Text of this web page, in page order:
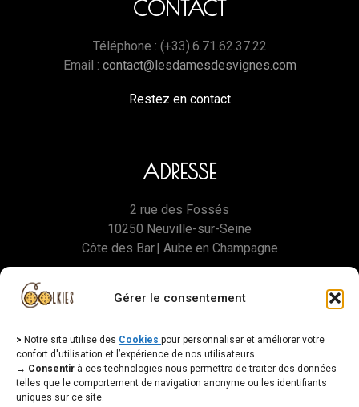
Gérer le consentement
> Notre site utilise des Cookies pour personnaliser et améliorer votre
confort d'utilisation et l’expérience de nos utilisateurs.
→ Consentir à ces technologies nous permettra de traiter des données
telles que le comportement de navigation anonyme ou les identifiants
uniques sur ce site.
CONTACT
Téléphone : (+33).6.71.62.37.22
Email : contact@lesdamesdesvignes.com
Restez en contact
ADRESSE
2 rue des Fossés
10250 Neuville-sur-Seine
Côte des Bar.| Aube en Champagne